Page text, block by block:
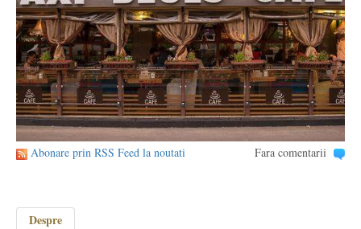
Abonare prin RSS Feed la noutati Fara comentarii
Despre